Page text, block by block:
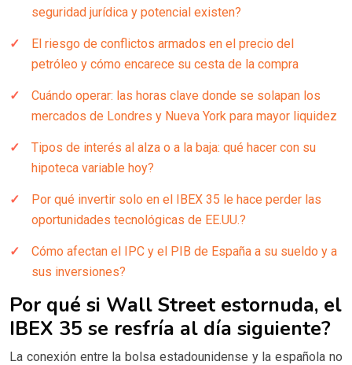
seguridad jurídica y potencial existen?
El riesgo de conflictos armados en el precio del
petróleo y cómo encarece su cesta de la compra
Cuándo operar: las horas clave donde se solapan los
mercados de Londres y Nueva York para mayor liquidez
Tipos de interés al alza o a la baja: qué hacer con su
hipoteca variable hoy?
Por qué invertir solo en el IBEX 35 le hace perder las
oportunidades tecnológicas de EE.UU.?
Cómo afectan el IPC y el PIB de España a su sueldo y a
sus inversiones?
Por qué si Wall Street estornuda, el
IBEX 35 se resfría al día siguiente?
La conexión entre la bolsa estadounidense y la española no